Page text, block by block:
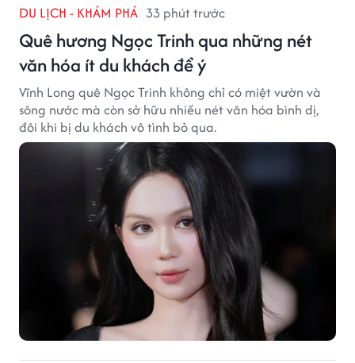
DU LỊCH - KHÁM PHÁ 33 phút trước
Quê hương Ngọc Trinh qua những nét
văn hóa ít du khách để ý
Vĩnh Long quê Ngọc Trinh không chỉ có miệt vườn và
sông nước mà còn sở hữu nhiều nét văn hóa bình dị,
đôi khi bị du khách vô tình bỏ qua.